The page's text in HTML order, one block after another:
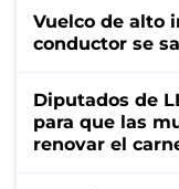
Vuelco de alto
conductor se
Diputados de
para que las
renovar el